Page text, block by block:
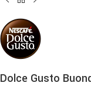
Dolce Gusto